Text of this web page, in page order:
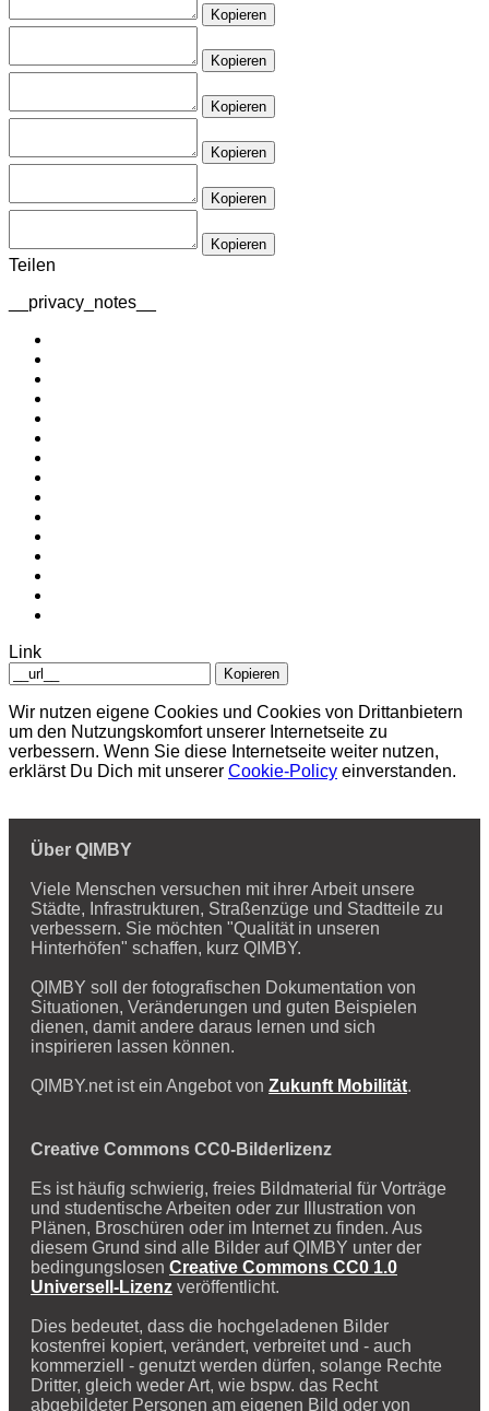
Kopieren
Kopieren
Kopieren
Kopieren
Kopieren
Kopieren
Teilen
__privacy_notes__
Link
Kopieren
Wir nutzen eigene Cookies und Cookies von Drittanbietern
um den Nutzungskomfort unserer Internetseite zu
verbessern. Wenn Sie diese Internetseite weiter nutzen,
erklärst Du Dich mit unserer Cookie-Policy einverstanden.
Über QIMBY
Viele Menschen versuchen mit ihrer Arbeit unsere
Städte, Infrastrukturen, Straßenzüge und Stadtteile zu
verbessern. Sie möchten "Qualität in unseren
Hinterhöfen" schaffen, kurz QIMBY.
QIMBY soll der fotografischen Dokumentation von
Situationen, Veränderungen und guten Beispielen
dienen, damit andere daraus lernen und sich
inspirieren lassen können.
QIMBY.net ist ein Angebot von Zukunft Mobilität.
Creative Commons CC0-Bilderlizenz
Es ist häufig schwierig, freies Bildmaterial für Vorträge
und studentische Arbeiten oder zur Illustration von
Plänen, Broschüren oder im Internet zu finden. Aus
diesem Grund sind alle Bilder auf QIMBY unter der
bedingungslosen Creative Commons CC0 1.0
Universell-Lizenz veröffentlicht.
Dies bedeutet, dass die hochgeladenen Bilder
kostenfrei kopiert, verändert, verbreitet und - auch
kommerziell - genutzt werden dürfen, solange Rechte
Dritter, gleich weder Art, wie bspw. das Recht
abgebildeter Personen am eigenen Bild oder von